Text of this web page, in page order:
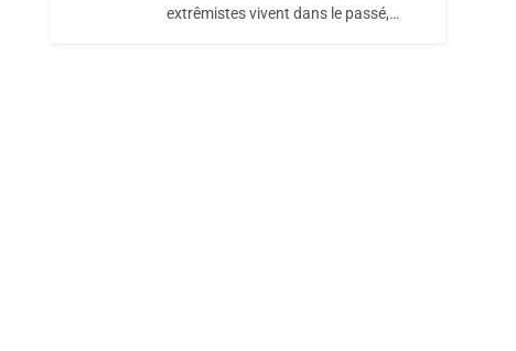
Maroc : Les Amandes
extrêmistes vivent dans le passé,…